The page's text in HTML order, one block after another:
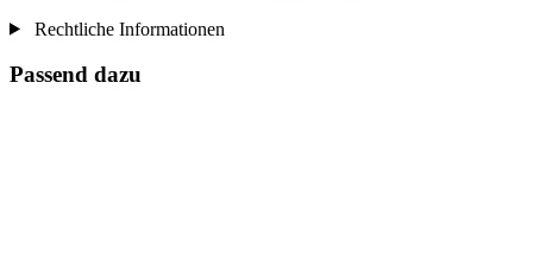
Rechtliche Informationen
Passend dazu